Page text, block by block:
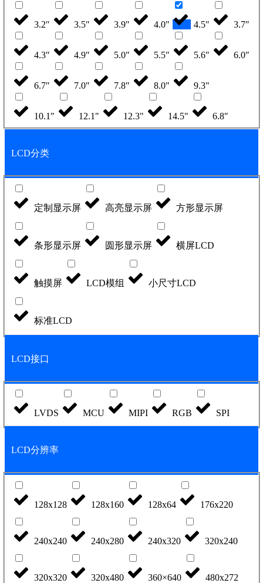
3.2″ 3.5″ 3.9″ 4.0″ 4.5″ 3.7″
4.3″ 4.9″ 5.0″ 5.5″ 5.6″ 6.0″
6.7″ 7.0″ 7.8″ 8.0" 9.3"
10.1" 12.1" 12.3" 14.5" 6.8″
LCD分类
定制显示屏 高亮显示屏 方形显示屏
条形显示屏 圆形显示屏 横屏LCD
触摸屏 LCD模组 小尺寸LCD
标准LCD
LCD接口
LVDS MCU MIPI RGB SPI
LCD分辨率
128x128 128x160 128x64 176x220
240x240 240x280 240x320 320x240
320x320 320x480 360×640 480x272